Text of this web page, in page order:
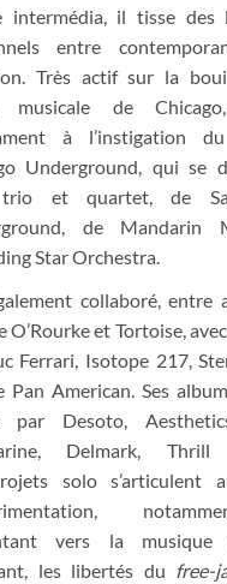
intermédia, il tisse des
entre
Très actif sur la
musicale de
à l’instigation
Underground, qui se
et quartet, de
de Mandarin
Star Orchestra.
collaboré, entre
O’Rourke et Tortoise,
Ferrari, Isotope 217,
Pan American. Ses
par Desoto,
Delmark, Thrill
solo s’articulent
vers la musique
les libertés du free-